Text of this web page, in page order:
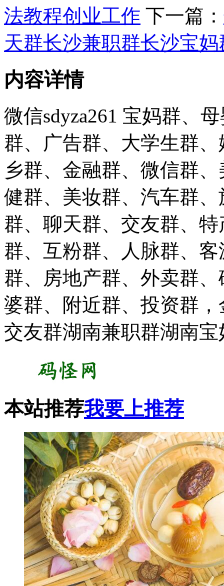
法教程创业工作 下一篇：
天群长沙兼职群长沙宝
内容详情
微信sdyza261 宝妈群、
群、广告群、大学生群
乡群、金融群、微信群
健群、美妆群、汽车群
群、聊天群、交友群、
群、互粉群、人脉群、
群、房地产群、外卖群
婆群、附近群、投资群
交友群湖南兼职群湖南
本站推荐我要上推荐